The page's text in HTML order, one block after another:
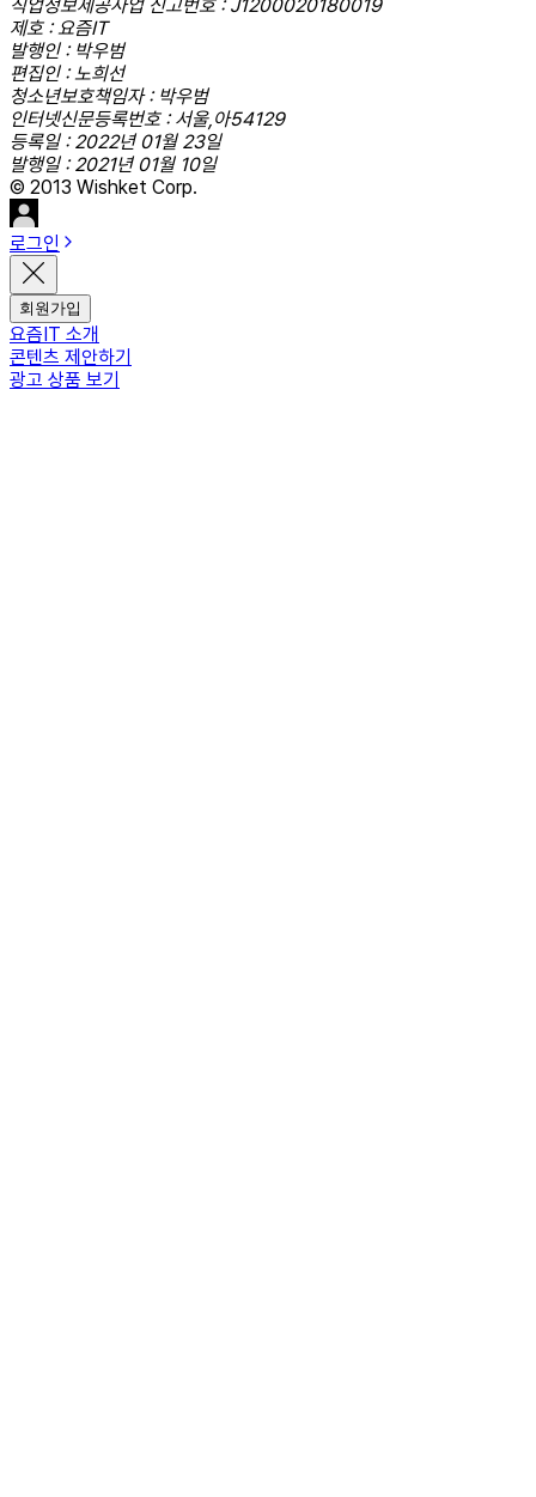
직업정보제공사업 신고번호 : J1200020180019
제호 : 요즘IT
발행인 : 박우범
편집인 : 노희선
청소년보호책임자 : 박우범
인터넷신문등록번호 : 서울,아54129
등록일 : 2022년 01월 23일
발행일 : 2021년 01월 10일
© 2013 Wishket Corp.
로그인
회원가입
요즘IT 소개
콘텐츠 제안하기
광고 상품 보기